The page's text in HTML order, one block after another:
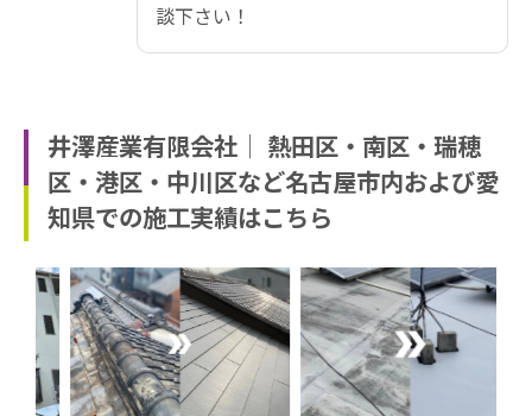
談下さい！
井澤産業有限会社│ 熱田区・南区・瑞穂
区・港区・中川区など名古屋市内および愛
知県での施工実績はこちら